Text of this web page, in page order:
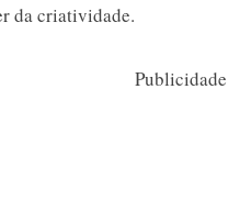
da criatividade.
Publicidade